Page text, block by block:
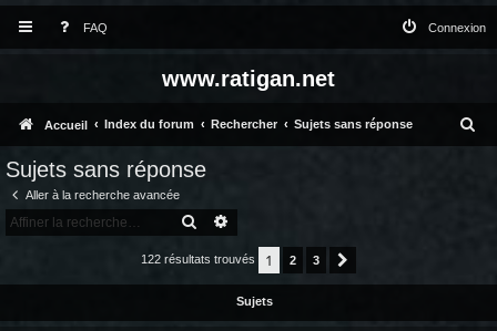
FAQ Connexion
www.ratigan.net
Accueil Index du forum Rechercher Sujets sans réponse
Sujets sans réponse
Aller à la recherche avancée
RECHERCHER
122 résultats trouvés 1 2 3
Sujets